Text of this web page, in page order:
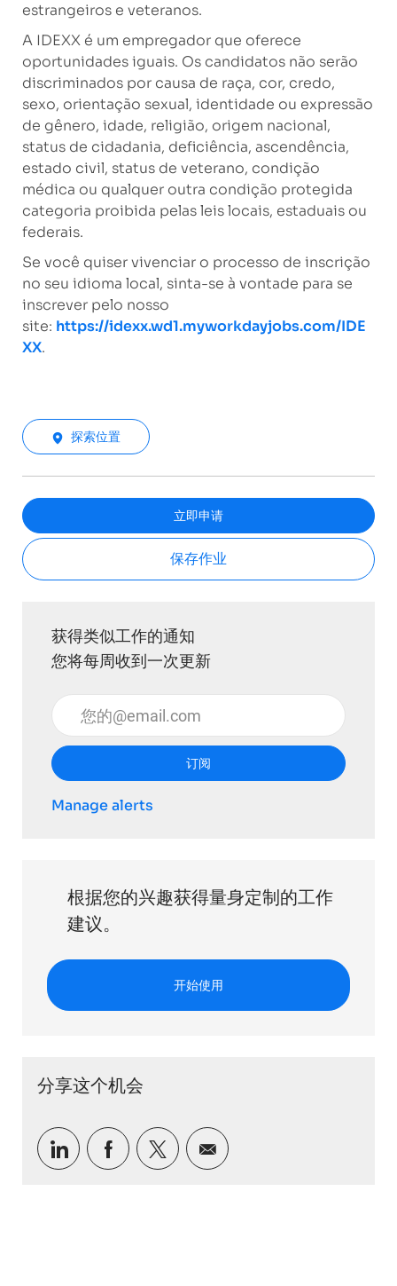
estrangeiros e veteranos.
A IDEXX é um empregador que oferece
oportunidades iguais. Os candidatos não serão
discriminados por causa de raça, cor, credo,
sexo, orientação sexual, identidade ou expressão
de gênero, idade, religião, origem nacional,
status de cidadania, deficiência, ascendência,
estado civil, status de veterano, condição
médica ou qualquer outra condição protegida
categoria proibida pelas leis locais, estaduais ou
federais.
Se você quiser vivenciar o processo de inscrição
no seu idioma local, sinta-se à vontade para se
inscrever pelo nosso
site: https://idexx.wd1.myworkdayjobs.com/IDE
XX.
探索位置
立即申请
保存作业
获得类似工作的通知
您将每周收到一次更新
输入电子邮件地址 （必填）
订阅
Manage alerts
根据您的兴趣获得量身定制的工作
建议。
开始使用
分享这个机会
通过 LinkedIn 分享
通过Facebook分享
通过推特分享通过电子邮件分享